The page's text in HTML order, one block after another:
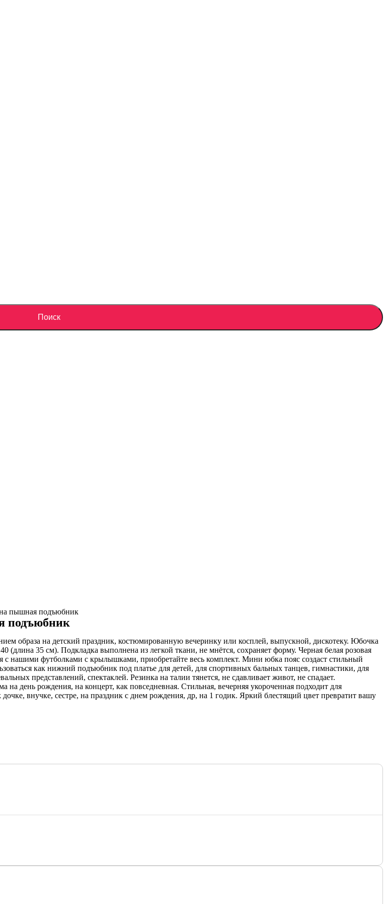
Поиск
пышная подъюбник
подъюбник
образа на детский праздник, костюмированную вечеринку или косплей, выпускной, дискотеку. Юбочка
(длина 35 см). Подкладка выполнена из легкой ткани, не мнётся, сохраняет форму. Черная белая розовая
с нашими футболками с крылышками, приобретайте весь комплект. Мини юбка пояс создаст стильный
как нижний подъюбник под платье для детей, для спортивных бальных танцев, гимнастики, для
представлений, спектаклей. Резинка на талии тянется, не сдавливает живот, не спадает.
день рождения, на концерт, как повседневная. Стильная, вечерняя укороченная подходит для
внучке, сестре, на праздник с днем рождения, др, на 1 годик. Яркий блестящий цвет превратит вашу